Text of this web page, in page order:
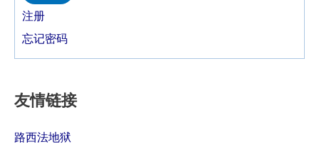
注册
忘记密码
友情链接
路西法地狱